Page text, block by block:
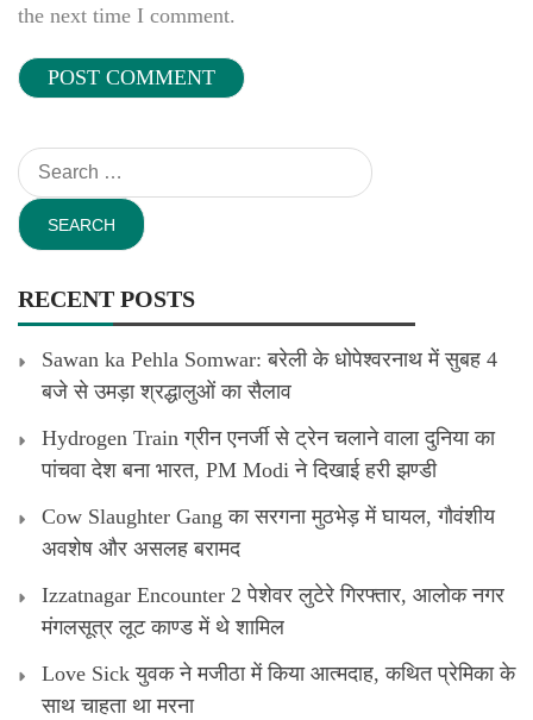
the next time I comment.
Search
for:
RECENT POSTS
Sawan ka Pehla Somwar: बरेली के धोपेश्वरनाथ में सुबह 4
बजे से उमड़ा श्रद्धालुओं का सैलाव
Hydrogen Train ग्रीन एनर्जी से ट्रेन चलाने वाला दुनिया का
पांचवा देश बना भारत, PM Modi ने दिखाई हरी झण्डी
Cow Slaughter Gang का सरगना मुठभेड़ में घायल, गौवंशीय
अवशेष और असलह बरामद
Izzatnagar Encounter 2 पेशेवर लुटेरे गिरफ्तार, आलोक नगर
मंगलसूत्र लूट काण्‍ड में थे शामिल
Love Sick युवक ने मजीठा में किया आत्मदाह, कथित प्रेमिका के
साथ चाहता था मरना